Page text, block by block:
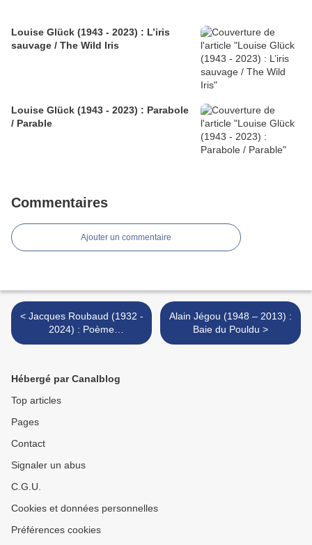
Louise Glück (1943 - 2023) : L’iris
sauvage / The Wild Iris
Louise Glück (1943 - 2023) : Parabole
/ Parable
Commentaires
Ajouter un commentaire
< Jacques Roubaud (1932 -
2024) : Poème
commençant : « l’Arbre le
Alain Jégou (1948 – 2013) :
Baie du Pouldu >
Hébergé par Canalblog
Top articles
Pages
Contact
Signaler un abus
C.G.U.
Cookies et données personnelles
Préférences cookies